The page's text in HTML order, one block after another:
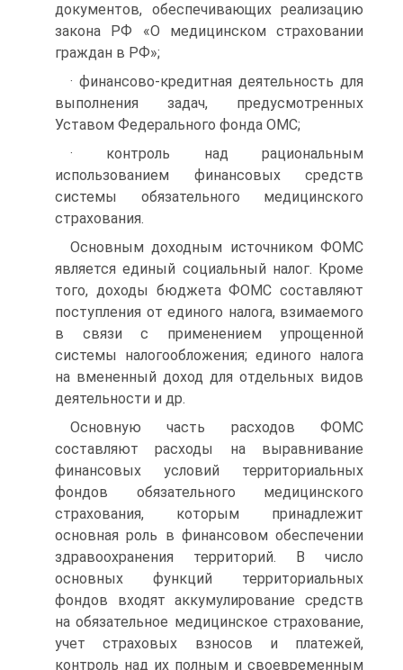
документов, обеспечивающих реализацию
закона РФ «О меди­цинском страховании
граждан в РФ»;
· финансово-кредитная деятельность для
выполне­ния задач, предусмотренных
Уставом Федераль­ного фонда ОМС;
· контроль над рациональным
использованием фи­нансовых средств
системы обязательного медицин­ского
страхования.
Основным доходным источником ФОМС
является единый социальный налог. Кроме
того, доходы бюджета ФОМС составляют
поступления от единого налога, взимаемого
в связи с применением упрощенной
системы на­логообложения; единого налога
на вмененный доход для отдельных видов
деятельности и др.
Основную часть расходов ФОМС
составляют расхо­ды на выравнивание
финансовых условий территориаль­ных
фондов обязательного медицинского
страхования, ко­торым принадлежит
основная роль в финансовом обеспе­чении
здравоохранения территорий. В число
основных функций территориальных
фондов входят аккумулиро­вание средств
на обязательное медицинское страхование,
учет страховых взносов и платежей,
контроль над их полным и своевременным